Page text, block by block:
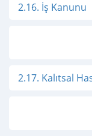
2.16. İş Kanunu
2.17. Kalıtsal